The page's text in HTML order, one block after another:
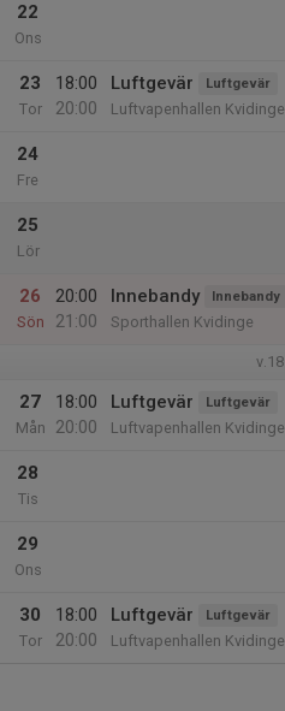
22
Ons
23
Tor
18:00
20:00
Luftgevär Luftgevär
Luftvapenhallen Kvidinge
24
Fre
25
Lör
26
Sön
20:00
21:00
Innebandy Innebandy
Sporthallen Kvidinge
v.18
27
Mån
18:00
20:00
Luftgevär Luftgevär
Luftvapenhallen Kvidinge
28
Tis
29
Ons
30
Tor
18:00
20:00
Luftgevär Luftgevär
Luftvapenhallen Kvidinge